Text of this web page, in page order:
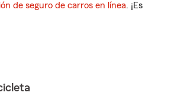
de seguro de carros en línea. ¡Es